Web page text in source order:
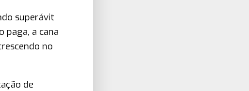
superávit
paga, a cana
no
de